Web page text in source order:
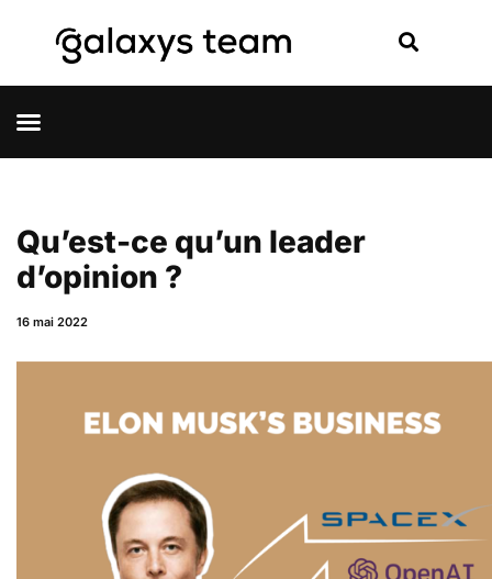
Qu’est-ce qu’un leader
d’opinion ?
16 mai 2022